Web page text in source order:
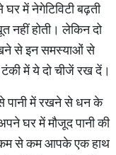
में नेगेटिविटी बढ़ती
नहीं होती। लेकिन दो
से इन समस्याओं से
में ये दो चीजें रख दें।
पानी में रखने से धन के
घर में मौजूद पानी की
कम से कम आपके एक हाथ